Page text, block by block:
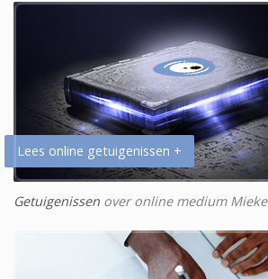
Lees online getuigenissen +
Getuigenissen over online medium Mieke